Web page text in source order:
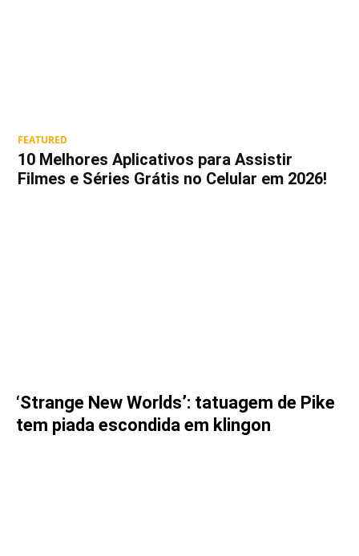
FEATURED
10 Melhores Aplicativos para Assistir
Filmes e Séries Grátis no Celular em 2026!
‘Strange New Worlds’: tatuagem de Pike
tem piada escondida em klingon